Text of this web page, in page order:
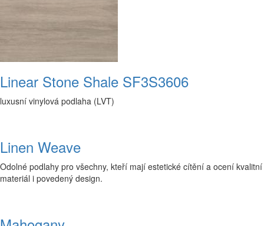
Linear Stone Shale SF3S3606
luxusní vinylová podlaha (LVT)
Linen Weave
Odolné podlahy pro všechny, kteří mají estetické cítění a ocení kvalitní
materiál i povedený design.